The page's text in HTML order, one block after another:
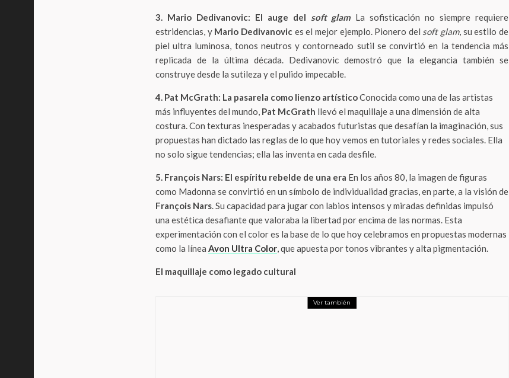
3. Mario Dedivanovic: El auge del soft glam La sofisticación no siempre requiere
estridencias, y Mario Dedivanovices el mejor ejemplo. Pionero del soft glam, su estilo de
piel ultra luminosa, tonos neutros y contorneado sutil se convirtió en la tendencia más
replicada de la última década. Dedivanovic demostró que la elegancia también se
construye desde la sutileza y el pulido impecable.
4. Pat McGrath: La pasarela como lienzo artísticoConocida como una de las artistas
más influyentes del mundo, Pat McGrath llevó el maquillaje a una dimensión de alta
costura. Con texturas inesperadas y acabados futuristas que desafían la imaginación, sus
propuestas han dictado las reglas de lo que hoy vemos en tutoriales y redes sociales. Ella
no solo sigue tendencias; ella las inventa en cada desfile.
5. François Nars: El espíritu rebelde de una era En los años 80, la imagen de figuras
como Madonna se convirtió en un símbolo de individualidad gracias, en parte, a la visión de
François Nars. Su capacidad para jugar con labios intensos y miradas definidas impulsó
una estética desafiante que valoraba la libertad por encima de las normas. Esta
experimentación con el color es la base de lo que hoy celebramos en propuestas modernas
como la línea Avon Ultra Color, que apuesta por tonos vibrantes y alta pigmentación.
El maquillaje como legado cultural
Ver también